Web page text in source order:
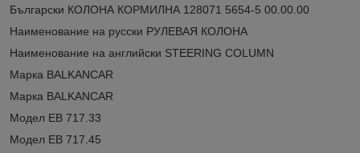
Български КОЛОНА КОРМИЛНА 128071 5654-5 00.00.00
Наименование на русски РУЛЕВАЯ КОЛОНА
Наименование на английски STEERING COLUMN
Марка BALKANCAR
Марка BALKANCAR
Модел ЕВ 717.33
Модел ЕВ 717.45